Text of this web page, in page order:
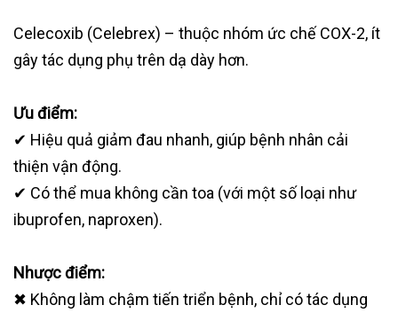
Celecoxib (Celebrex) – thuộc nhóm ức chế COX-2, ít
gây tác dụng phụ trên dạ dày hơn.
Ưu điểm:
✔ Hiệu quả giảm đau nhanh, giúp bệnh nhân cải
thiện vận động.
✔ Có thể mua không cần toa (với một số loại như
ibuprofen, naproxen).
Nhược điểm:
✖ Không làm chậm tiến triển bệnh, chỉ có tác dụng